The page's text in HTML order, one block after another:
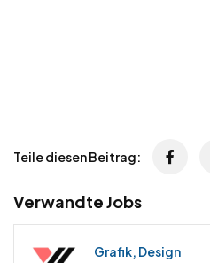
Teile diesen Beitrag:
Verwandte Jobs
Grafik, Design